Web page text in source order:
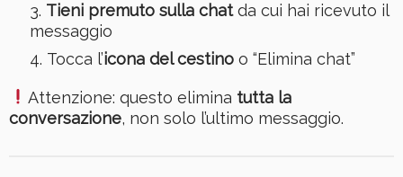
Tieni premuto sulla chatda cui hai ricevuto il
messaggio
Tocca l’icona del cestinoo “Elimina chat”
Attenzione: questo elimina tutta la
conversazione, non solo l’ultimo messaggio.